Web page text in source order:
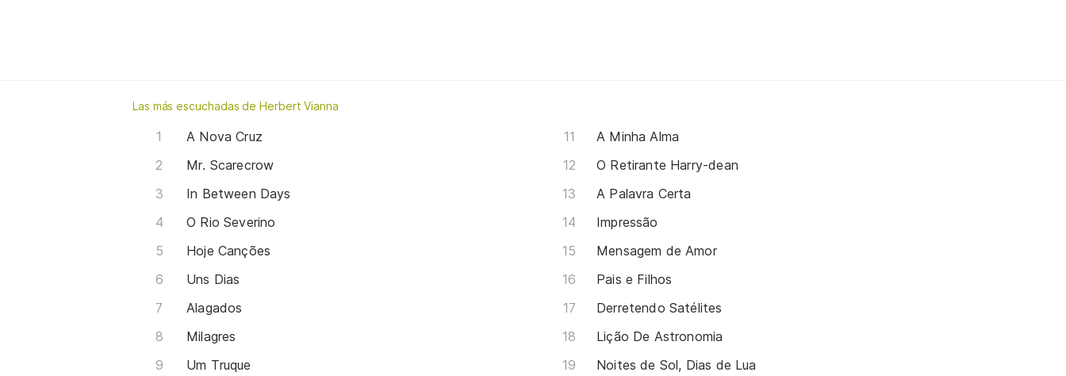
Las más escuchadas de Herbert Vianna
A Nova Cruz
Mr. Scarecrow
In Between Days
O Rio Severino
Hoje Canções
Uns Dias
Alagados
Milagres
Um Truque
A Minha Alma
O Retirante Harry-dean
A Palavra Certa
Impressão
Mensagem de Amor
Pais e Filhos
Derretendo Satélites
Lição De Astronomia
Noites de Sol, Dias de Lua